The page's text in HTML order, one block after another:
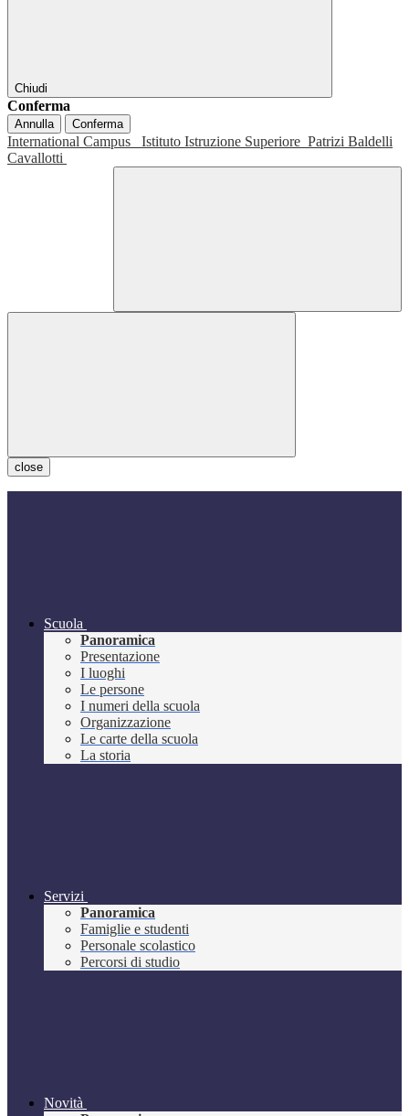
Chiudi
Conferma
Annulla Conferma
International Campus Istituto Istruzione Superiore Patrizi Baldelli
Cavallotti
close
Scuola
Panoramica
Presentazione
I luoghi
Le persone
I numeri della scuola
Organizzazione
Le carte della scuola
La storia
Servizi
Panoramica
Famiglie e studenti
Personale scolastico
Percorsi di studio
Novità